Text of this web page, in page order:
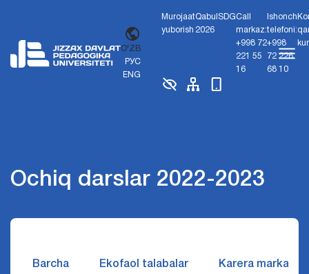
O'ZB
РУС
ENG
Murojaat
yuborish
Qabul
2026
SDGCall
markaz:
+998 72
221 55
16
Ishonch
telefoni:
+998
72 226
68 10
Ochiq darslar 2022-2023
Barcha Ekofaol talabalar Karera markazi